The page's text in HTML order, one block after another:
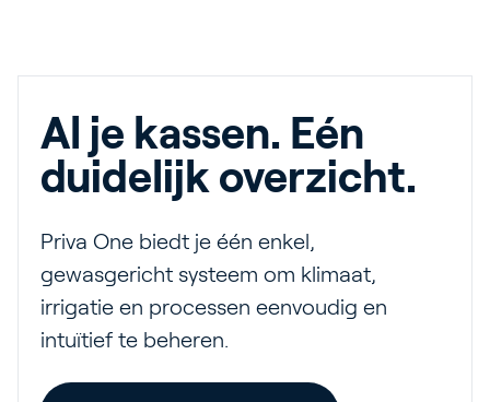
Al je kassen. Eén
duidelijk overzicht.
Priva One biedt je één enkel,
gewasgericht systeem om klimaat,
irrigatie en processen eenvoudig en
intuïtief te beheren.